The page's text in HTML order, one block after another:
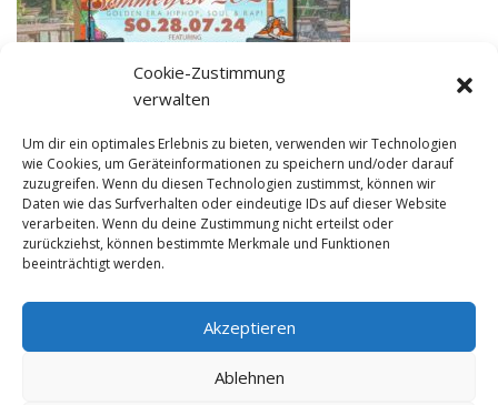
Cookie-Zustimmung
verwalten
Um dir ein optimales Erlebnis zu bieten, verwenden wir Technologien
wie Cookies, um Geräteinformationen zu speichern und/oder darauf
zuzugreifen. Wenn du diesen Technologien zustimmst, können wir
Daten wie das Surfverhalten oder eindeutige IDs auf dieser Website
verarbeiten. Wenn du deine Zustimmung nicht erteilst oder
zurückziehst, können bestimmte Merkmale und Funktionen
beeinträchtigt werden.
Akzeptieren
Ablehnen
19 Juni 2024 in
© NewDEF 2026